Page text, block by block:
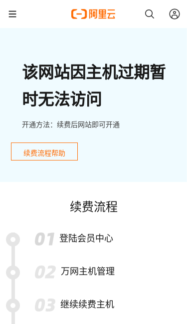
该网站因主机过期暂
时无法访问
开通方法：续费后网站即可开通
续费流程帮助
续费流程
登陆会员中心
万网主机管理
继续续费主机